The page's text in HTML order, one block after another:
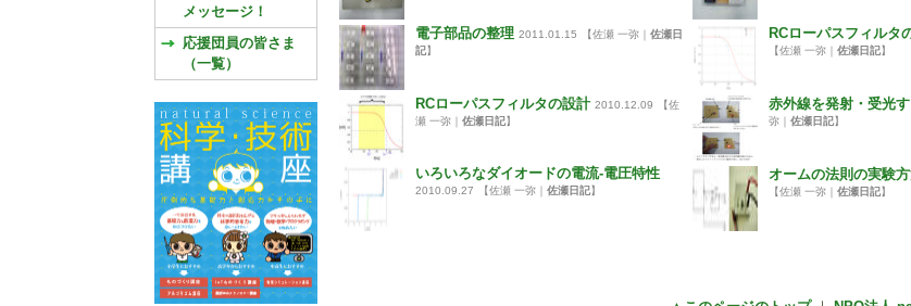
電子部品の整理 2011.01.15 【佐瀬 一弥｜ 佐瀬日
記】
RCローパスフィルタ
【佐瀬 一弥｜ 佐瀬日記】
RCローパスフィルタの設計 2010.12.09
【佐
瀬 一弥｜ 佐瀬日記】
赤外線を発射・受光
弥｜ 佐瀬日記】
いろいろなダイオードの電流-電圧特性
2010.09.27 【佐瀬 一弥｜ 佐瀬日記】
オームの法則の実験
【佐瀬 一弥｜ 佐瀬日記】
メッセージ！
応援団員の皆さま
（一覧）